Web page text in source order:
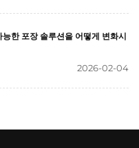
한 포장 솔루션을 어떻게 변화시
2026-02-04